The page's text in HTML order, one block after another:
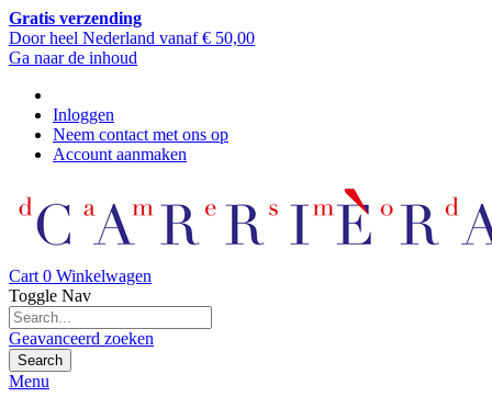
Gratis verzending
Door heel Nederland vanaf € 50,00
Ga naar de inhoud
Inloggen
Neem contact met ons op
Account aanmaken
Cart 0 Winkelwagen
Toggle Nav
Geavanceerd zoeken
Search
Menu